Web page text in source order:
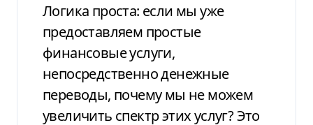
Логика проста: если мы уже
предоставляем простые
финансовые услуги,
непосредственно денежные
переводы, почему мы не можем
увеличить спектр этих услуг? Это